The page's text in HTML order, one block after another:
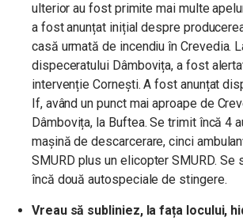
ulterior au fost primite mai multe
a fost anunțat inițial despre
casă urmată de incendiu în Crevedia.
dispeceratului Dâmbovița, a fost
intervenție Cornești. A fost anunțat
If, având un punct mai aproape de
Dâmbovița, la Buftea. Se trimit încă 4
mașină de descarcerare, cinci
SMURD plus un elicopter SMURD. Se
încă două autospeciale de stingere.
Vreau să subliniez, la fața locului,